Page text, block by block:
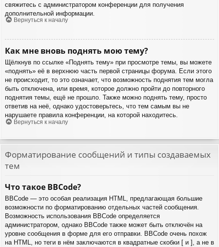
свяжитесь с администратором конференции для получения
дополнительной информации.
Вернуться к началу
Как мне вновь поднять мою тему?
Щёлкнув по ссылке «Поднять тему» при просмотре темы, вы можете
«поднять» её в верхнюю часть первой страницы форума. Если этого
не происходит, то это означает, что возможность поднятия тем могла
быть отключена, или время, которое должно пройти до повторного
поднятия темы, ещё не прошло. Также можно поднять тему, просто
ответив на неё, однако удостоверьтесь, что тем самым вы не
нарушаете правила конференции, на которой находитесь.
Вернуться к началу
Форматирование сообщений и типы создаваемых
тем
Что такое BBCode?
BBCode — это особая реализация HTML, предлагающая большие
возможности по форматированию отдельных частей сообщения.
Возможность использования BBCode определяется
администратором, однако BBCode также может быть отключён на
уровне сообщения в форме для его отправки. BBCode очень похож
на HTML, но теги в нём заключаются в квадратные скобки [ и ], а не в